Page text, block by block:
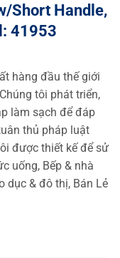
Short Handle,
41953
hàng đầu thế giới
tôi phát triển,
làm sạch để đáp
thủ pháp luật
được thiết kế để sử
uống, Bếp & nhà
dục & đô thị, Bán Lẻ